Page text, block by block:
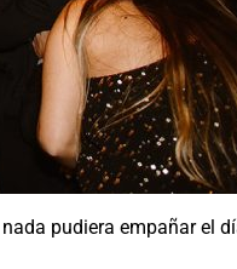
pudiera empañar el